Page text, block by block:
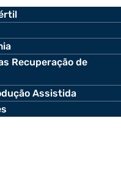
Recuperação de
Assistida